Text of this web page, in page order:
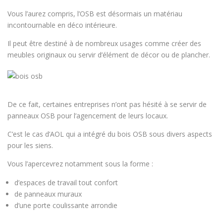
Vous l’aurez compris, l’OSB est désormais un matériau
incontournable en déco intérieure.
Il peut être destiné à de nombreux usages comme créer des
meubles originaux ou servir d’élément de décor ou de plancher.
De ce fait, certaines entreprises n’ont pas hésité à se servir de
panneaux OSB pour l’agencement de leurs locaux.
C’est le cas d’AOL qui a intégré du bois OSB sous divers aspects
pour les siens.
Vous l’apercevrez notamment sous la forme :
d’espaces de travail tout confort
de panneaux muraux
d’une porte coulissante arrondie